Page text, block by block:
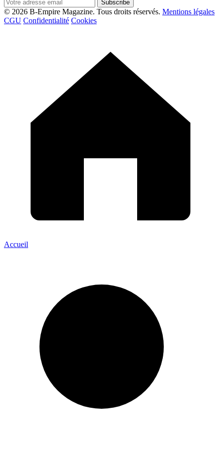
Subscribe
© 2026 B-Empire Magazine. Tous droits réservés. Mentions légales
CGU Confidentialité Cookies
Accueil